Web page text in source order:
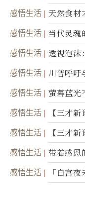
感悟生活 天然食材
感悟生活
当代灵
省思
感悟生活
透视泡沫
瞬」
感悟生活
川普呼吁
诺
感悟生活 萤幕蓝光
感悟生活
【三才
光，带你
感悟生活 【三才
感悟生活 带着感恩
感悟生活 「白宫